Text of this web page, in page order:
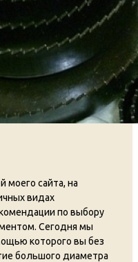
моего сайта, на
видах
по выбору
Сегодня мы
которого вы без
большого диаметра